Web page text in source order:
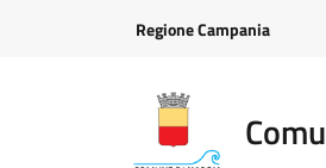
Regione Campania